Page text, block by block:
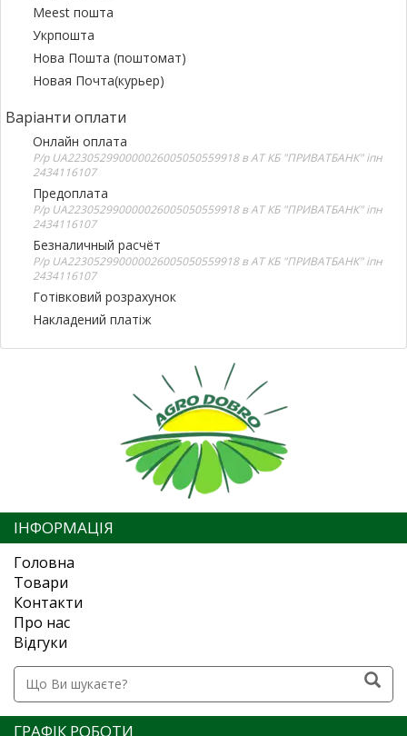
Meest пошта
Укрпошта
Нова Пошта (поштомат)
Новая Почта(курьер)
Варіанти оплати
Онлайн оплата
Р/р UA223052990000026005050559918 в АТ КБ "ПРИВАТБАНК" іпн
2434116107
Предоплата
Р/р UA223052990000026005050559918 в АТ КБ "ПРИВАТБАНК" іпн
2434116107
Безналичный расчёт
Р/р UA223052990000026005050559918 в АТ КБ "ПРИВАТБАНК" іпн
2434116107
Готівковий розрахунок
Накладений платіж
ІНФОРМАЦІЯ
Головна
Товари
Контакти
Про нас
Відгуки
ГРАФІК РОБОТИ